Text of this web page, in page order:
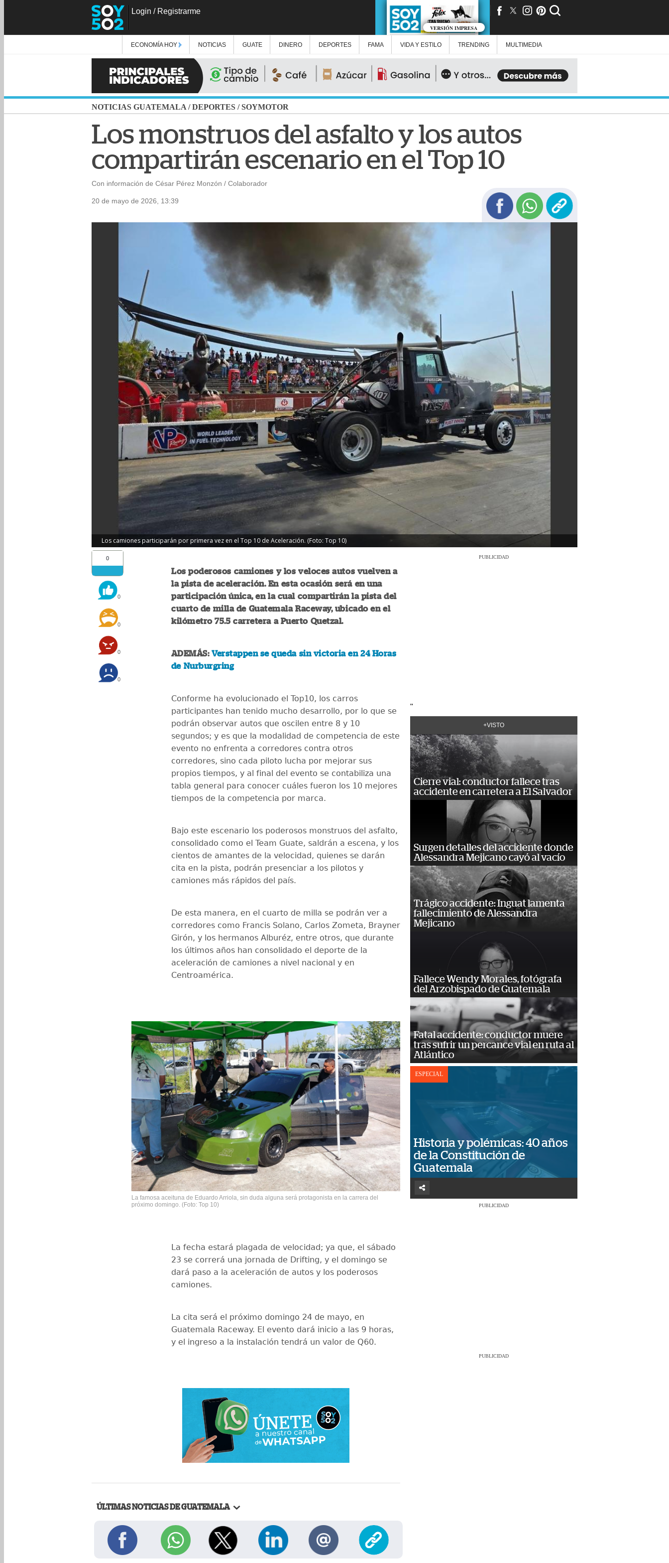
Login / Registrarme
VERSIÓN IMPRESA
ECONOMÍA HOY NOTICIAS GUATE DINERO DEPORTES FAMA VIDA Y ESTILO TRENDING MULTIMEDIA
NOTICIAS GUATEMALA /DEPORTES /SOYMOTOR
Los monstruos del asfalto y los autos
compartirán escenario en el Top 10
Con información de César Pérez Monzón / Colaborador
20 de mayo de 2026, 13:39
Los camiones participarán por primera vez en el Top 10 de Aceleración. (Foto: Top 10)
0
0
0
0
0
Los poderosos camiones y los veloces autos vuelven a
la pista de aceleración. En esta ocasión será en una
participación única, en la cual compartirán la pista del
cuarto de milla de Guatemala Raceway, ubicado en el
kilómetro 75.5 carretera a Puerto Quetzal.
ADEMÁS:Verstappen se queda sin victoria en 24 Horas
de Nurburgring
Conforme ha evolucionado el Top10, los carros
participantes han tenido mucho desarrollo, por lo que se
podrán observar autos que oscilen entre 8 y 10
segundos; y es que la modalidad de competencia de este
evento no enfrenta a corredores contra otros
corredores, sino cada piloto lucha por mejorar sus
propios tiempos, y al final del evento se contabiliza una
tabla general para conocer cuáles fueron los 10 mejores
tiempos de la competencia por marca.
Bajo este escenario los poderosos monstruos del asfalto,
consolidado como el Team Guate, saldrán a escena, y los
cientos de amantes de la velocidad, quienes se darán
cita en la pista, podrán presenciar a los pilotos y
camiones más rápidos del país.
De esta manera, en el cuarto de milla se podrán ver a
corredores como Francis Solano, Carlos Zometa, Brayner
Girón, y los hermanos Alburéz, entre otros, que durante
los últimos años han consolidado el deporte de la
aceleración de camiones a nivel nacional y en
Centroamérica.
La famosa aceituna de Eduardo Arriola, sin duda alguna será protagonista en la carrera del
próximo domingo. (Foto: Top 10)
La fecha estará plagada de velocidad; ya que, el sábado
23 se correrá una jornada de Drifting, y el domingo se
dará paso a la aceleración de autos y los poderosos
camiones.
La cita será el próximo domingo 24 de mayo, en
Guatemala Raceway. El evento dará inicio a las 9 horas,
y el ingreso a la instalación tendrá un valor de Q60.
ÚLTIMAS NOTICIAS DE GUATEMALA
PUBLICIDAD
"
+VISTO
Cierre vial: conductor fallece tras
accidente en carretera a El Salvador
Surgen detalles del accidente donde
Alessandra Mejicano cayó al vacío
Trágico accidente: Inguat lamenta
fallecimiento de Alessandra
Mejicano
Fallece Wendy Morales, fotógrafa
del Arzobispado de Guatemala
Fatal accidente: conductor muere
tras sufrir un percance vial en ruta al
Atlántico
ESPECIAL
Historia y polémicas: 40 años
de la Constitución de
Guatemala
PUBLICIDAD
PUBLICIDAD